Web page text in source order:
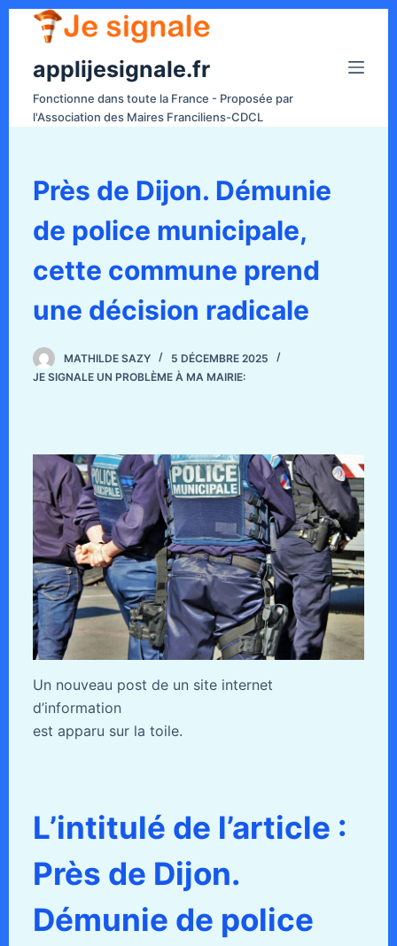
applijesignale.fr
Fonctionne dans toute la France - Proposée par
l'Association des Maires Franciliens-CDCL
Près de Dijon. Démunie
de police municipale,
cette commune prend
une décision radicale
MATHILDE SAZY
5 DÉCEMBRE 2025
JE SIGNALE UN PROBLÈME À MA MAIRIE:
Un nouveau post de un site internet
d’information
est apparu sur la toile.
L’intitulé de l’article :
Près de Dijon.
Démunie de police